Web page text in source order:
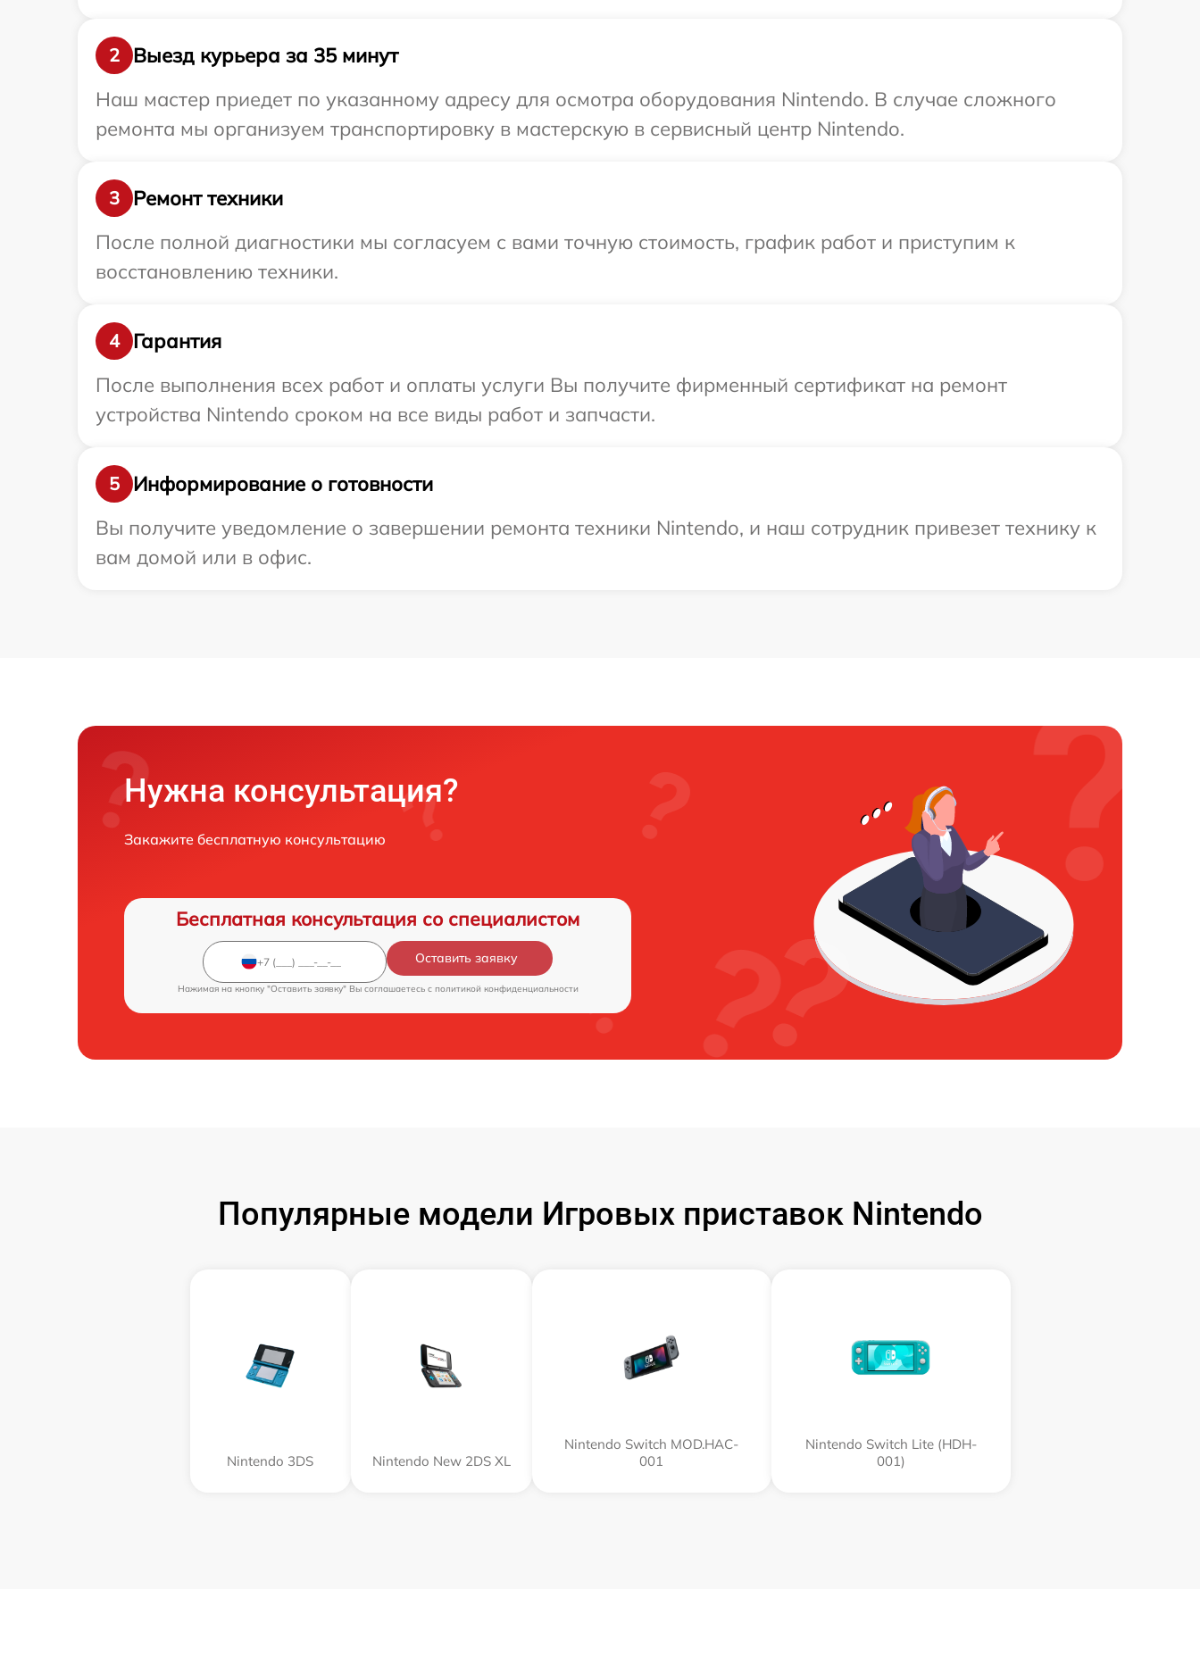
2
Выезд курьера за 35 минут
Наш мастер приедет по указанному адресу для осмотра оборудования Nintendo. В случае сложного
ремонта мы организуем транспортировку в мастерскую в сервисный центр Nintendo.
3
Ремонт техники
После полной диагностики мы согласуем с вами точную стоимость, график работ и приступим к
восстановлению техники.
4
Гарантия
После выполнения всех работ и оплаты услуги Вы получите фирменный сертификат на ремонт
устройства Nintendo сроком на все виды работ и запчасти.
5
Информирование о готовности
Вы получите уведомление о завершении ремонта техники Nintendo, и наш сотрудник привезет технику к
вам домой или в офис.
Нужна консультация?
Закажите бесплатную консультацию
Бесплатная консультация со специалистом
Оставить заявку
Нажимая на кнопку "Оставить заявку" Вы соглашаетесь c политикой конфиденциальности
Популярные модели Игровых приставок Nintendo
Nintendo 3DS Nintendo New 2DS XL
Nintendo Switch MOD.HAC-
001
Nintendo Switch Lite (HDH-
001)